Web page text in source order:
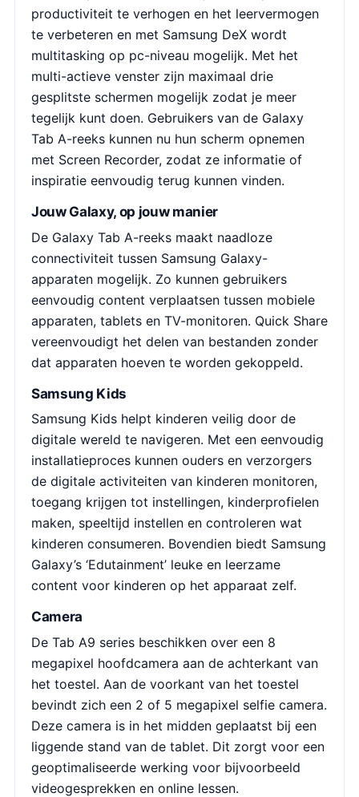
productiviteit te verhogen en het leervermogen
te verbeteren en met Samsung DeX wordt
multitasking op pc-niveau mogelijk. Met het
multi-actieve venster zijn maximaal drie
gesplitste schermen mogelijk zodat je meer
tegelijk kunt doen. Gebruikers van de Galaxy
Tab A-reeks kunnen nu hun scherm opnemen
met Screen Recorder, zodat ze informatie of
inspiratie eenvoudig terug kunnen vinden.
Jouw Galaxy, op jouw manier
De Galaxy Tab A-reeks maakt naadloze
connectiviteit tussen Samsung Galaxy-
apparaten mogelijk. Zo kunnen gebruikers
eenvoudig content verplaatsen tussen mobiele
apparaten, tablets en TV-monitoren. Quick Share
vereenvoudigt het delen van bestanden zonder
dat apparaten hoeven te worden gekoppeld.
Samsung Kids
Samsung Kids helpt kinderen veilig door de
digitale wereld te navigeren. Met een eenvoudig
installatieproces kunnen ouders en verzorgers
de digitale activiteiten van kinderen monitoren,
toegang krijgen tot instellingen, kinderprofielen
maken, speeltijd instellen en controleren wat
kinderen consumeren. Bovendien biedt Samsung
Galaxy’s ‘Edutainment’ leuke en leerzame
content voor kinderen op het apparaat zelf.
Camera
De Tab A9 series beschikken over een 8
megapixel hoofdcamera aan de achterkant van
het toestel. Aan de voorkant van het toestel
bevindt zich een 2 of 5 megapixel selfie camera.
Deze camera is in het midden geplaatst bij een
liggende stand van de tablet. Dit zorgt voor een
geoptimaliseerde werking voor bijvoorbeeld
videogesprekken en online lessen.